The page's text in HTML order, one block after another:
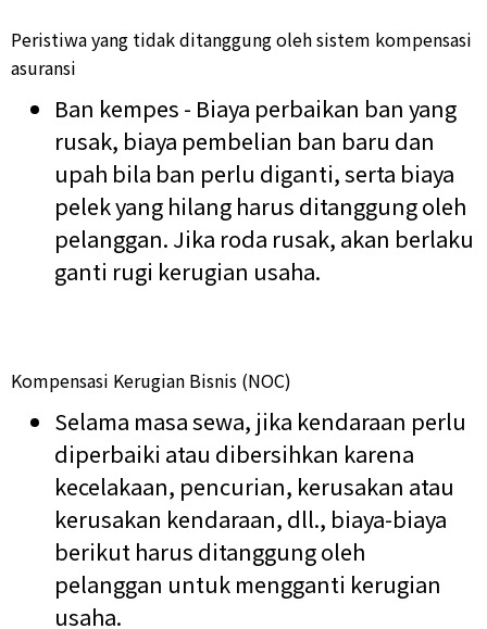
Peristiwa yang tidak ditanggung oleh sistem kompensasi
asuransi
Ban kempes - Biaya perbaikan ban yang
rusak, biaya pembelian ban baru dan
upah bila ban perlu diganti, serta biaya
pelek yang hilang harus ditanggung oleh
pelanggan. Jika roda rusak, akan berlaku
ganti rugi kerugian usaha.
Kompensasi Kerugian Bisnis (NOC)
Selama masa sewa, jika kendaraan perlu
diperbaiki atau dibersihkan karena
kecelakaan, pencurian, kerusakan atau
kerusakan kendaraan, dll., biaya-biaya
berikut harus ditanggung oleh
pelanggan untuk mengganti kerugian
usaha.